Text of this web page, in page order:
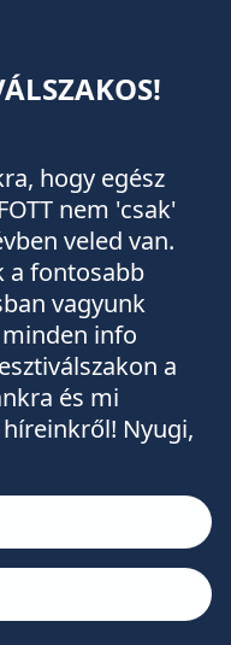
hogy egész
nem 'csak'
veled van.
a fontosabb
vagyunk
info
a
és mi
Nyugi,